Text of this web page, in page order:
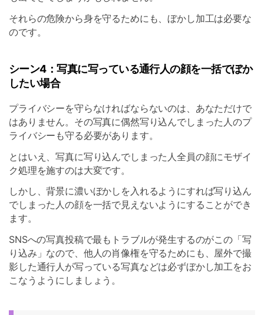
それらの危険から身を守るためにも、ぼかし加工は必要な
のです。
シーン4：写真に写っている通行人の顔を一括でぼか
したい場合
プライバシーを守らなければならないのは、あなただけで
はありません。その写真に偶然写り込んでしまった人のプ
ライバシーも守る必要があります。
とはいえ、写真に写り込んでしまった人全員の顔にモザイ
ク処理を施すのは大変です。
しかし、背景に濃いぼかしを入れるようにすれば写り込ん
でしまった人の顔を一括で見えないようにすることができ
ます。
SNSへの写真投稿で最もトラブルが発生するのがこの「写
り込み」なので、他人の肖像権を守るためにも、屋外で撮
影した通行人が写っている写真などは必ずぼかし加工をお
こなうようにしましょう。